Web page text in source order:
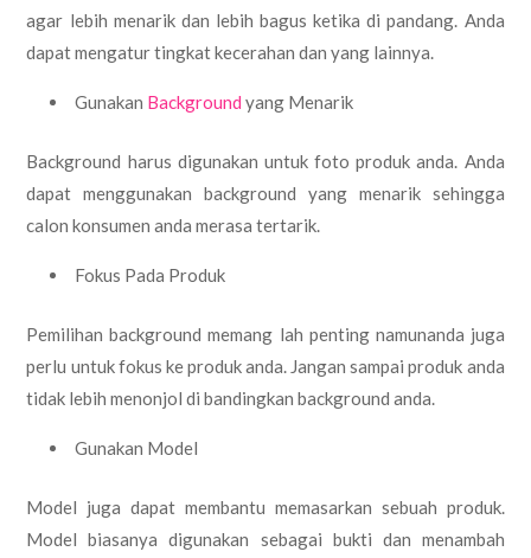
agar lebih menarik dan lebih bagus ketika di pandang. Anda
dapat mengatur tingkat kecerahan dan yang lainnya.
Gunakan Background yang Menarik
Background harus digunakan untuk foto produk anda. Anda
dapat menggunakan background yang menarik sehingga
calon konsumen anda merasa tertarik.
Fokus Pada Produk
Pemilihan background memang lah penting namunanda juga
perlu untuk fokus ke produk anda. Jangan sampai produk anda
tidak lebih menonjol di bandingkan background anda.
Gunakan Model
Model juga dapat membantu memasarkan sebuah produk.
Model biasanya digunakan sebagai bukti dan menambah